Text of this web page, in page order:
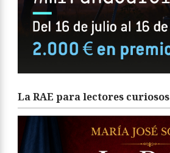
La RAE para lectores curiosos